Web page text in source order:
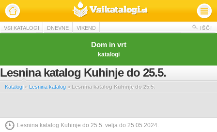
VSI KATALOGI DNEVNE VIKEND IŠČI
Dom in vrt
katalogi
Lesnina katalog Kuhinje do 25.5.
Katalogi » Lesnina katalog » Lesnina katalog Kuhinje do 25.5.
Lesnina katalog Kuhinje do 25.5. velja do 25.05.2024.